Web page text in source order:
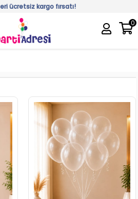
ücretsiz kargo fırsatı!
0